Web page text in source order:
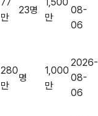
만
23명
만
08-
06
280
만
명
1,000
만
2026-
08-
06